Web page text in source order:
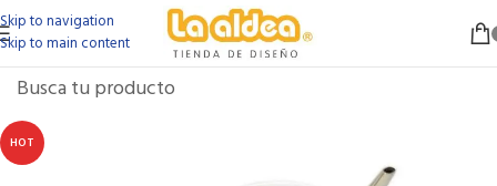
Skip to navigation
Skip to main content
HOT